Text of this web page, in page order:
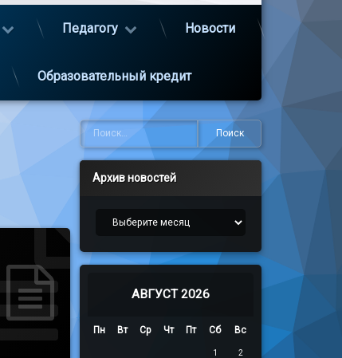
Педагогу Новости
Образовательный кредит
Найти:
Архив новостей
Архив новостей
АВГУСТ 2026
Пн Вт Ср Чт Пт Сб Вс
1 2